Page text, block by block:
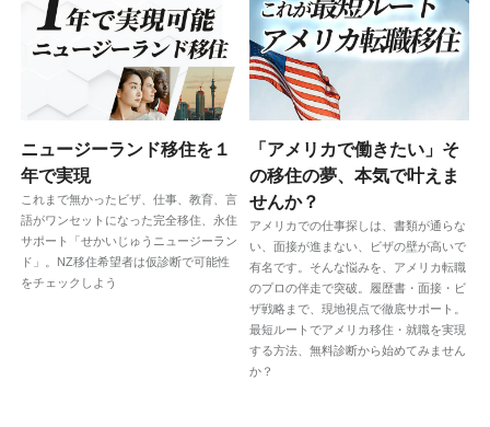
ニュージーランド移住を１
年で実現
これまで無かったビザ、仕事、教育、言
語がワンセットになった完全移住、永住
サポート「せかいじゅうニュージーラン
ド」。NZ移住希望者は仮診断で可能性
をチェックしよう
「アメリカで働きたい」そ
の移住の夢、本気で叶えま
せんか？
アメリカでの仕事探しは、書類が通らな
い、面接が進まない、ビザの壁が高いで
有名です。そんな悩みを、アメリカ転職
のプロの伴走で突破。履歴書・面接・ビ
ザ戦略まで、現地視点で徹底サポート。
最短ルートでアメリカ移住・就職を実現
する方法、無料診断から始めてみません
か？